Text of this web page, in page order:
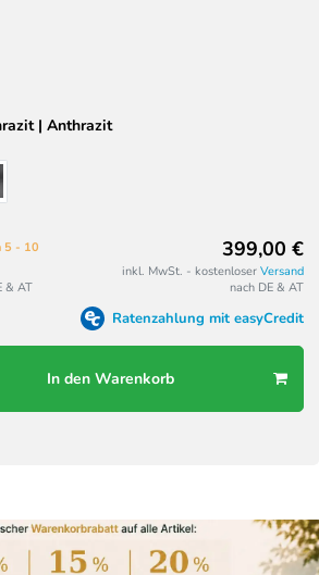
| Anthrazit
5 - 10
& AT
399,00 €
inkl. MwSt. - kostenloser Versand
nach DE & AT
Ratenzahlung mit easyCredit
In den Warenkorb